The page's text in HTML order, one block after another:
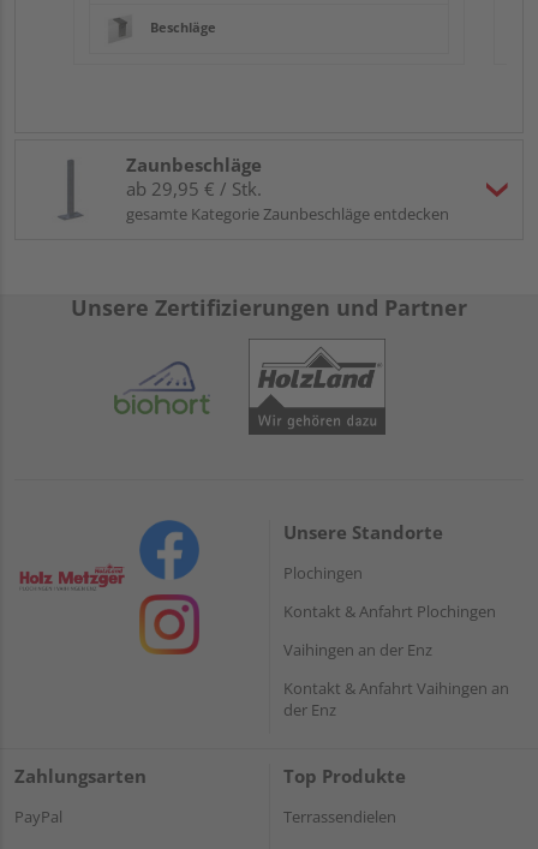
Beschläge
Zaunbeschläge
ab 29,95 € / Stk.
gesamte Kategorie Zaunbeschläge entdecken
Unsere Zertifizierungen und Partner
Unsere Standorte
Plochingen
Kontakt & Anfahrt Plochingen
Vaihingen an der Enz
Kontakt & Anfahrt Vaihingen an
der Enz
Zahlungsarten
PayPal
Top Produkte
Terrassendielen